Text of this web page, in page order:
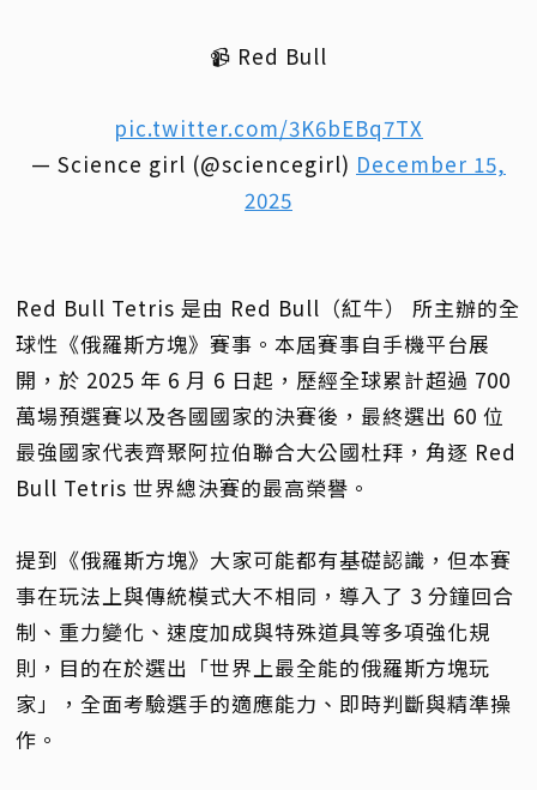
📹 Red Bull
pic.twitter.com/3K6bEBq7TX
— Science girl (@sciencegirl) December 15,
2025
Red Bull Tetris 是由 Red Bull（紅牛） 所主辦的全
球性《俄羅斯方塊》賽事。本屆賽事自手機平台展
開，於 2025 年 6 月 6 日起，歷經全球累計超過 700
萬場預選賽以及各國國家的決賽後，最終選出 60 位
最強國家代表齊聚阿拉伯聯合大公國杜拜，角逐 Red
Bull Tetris 世界總決賽的最高榮譽。
提到《俄羅斯方塊》大家可能都有基礎認識，但本賽
事在玩法上與傳統模式大不相同，導入了 3 分鐘回合
制、重力變化、速度加成與特殊道具等多項強化規
則，目的在於選出「世界上最全能的俄羅斯方塊玩
家」，全面考驗選手的適應能力、即時判斷與精準操
作。